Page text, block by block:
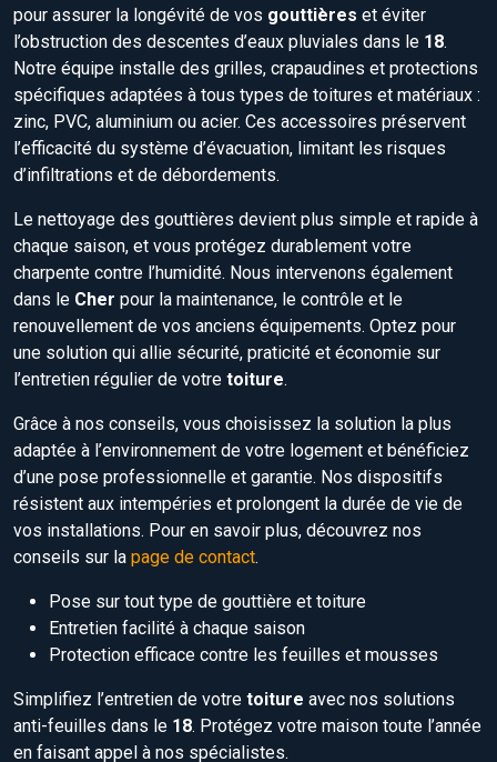
pour assurer la longévité de vos gouttières et éviter
l’obstruction des descentes d’eaux pluviales dans le 18.
Notre équipe installe des grilles, crapaudines et protections
spécifiques adaptées à tous types de toitures et matériaux :
zinc, PVC, aluminium ou acier. Ces accessoires préservent
l’efficacité du système d’évacuation, limitant les risques
d’infiltrations et de débordements.
Le nettoyage des gouttières devient plus simple et rapide à
chaque saison, et vous protégez durablement votre
charpente contre l’humidité. Nous intervenons également
dans le Cher pour la maintenance, le contrôle et le
renouvellement de vos anciens équipements. Optez pour
une solution qui allie sécurité, praticité et économie sur
l’entretien régulier de votre toiture.
Grâce à nos conseils, vous choisissez la solution la plus
adaptée à l’environnement de votre logement et bénéficiez
d’une pose professionnelle et garantie. Nos dispositifs
résistent aux intempéries et prolongent la durée de vie de
vos installations. Pour en savoir plus, découvrez nos
conseils sur la page de contact.
Pose sur tout type de gouttière et toiture
Entretien facilité à chaque saison
Protection efficace contre les feuilles et mousses
Simplifiez l’entretien de votre toiture avec nos solutions
anti-feuilles dans le 18. Protégez votre maison toute l’année
en faisant appel à nos spécialistes.